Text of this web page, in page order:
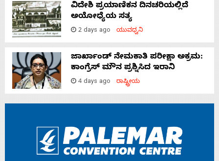
ವಿದೇಶಿ ಪ್ರಯಾಣಿಕನ ದಿನಚರಿಯಲ್ಲಿದೆ
ಅಯೋಧ್ಯೆಯ ಸತ್ಯ
2 days ago ಯುವಧ್ವನಿ
ಜಾರ್ಖಾಂಡ್‌ ನೇಮಕಾತಿ ಪರೀಕ್ಷಾ ಅಕ್ರಮ:
ಕಾಂಗ್ರೆಸ್‌ ಮೌನ ಪ್ರಶ್ನಿಸಿದ ಇರಾನಿ
4 days ago ರಾಷ್ಟ್ರೀಯ